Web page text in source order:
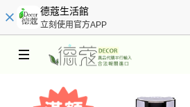
德蔻生活館
立刻使用官方APP